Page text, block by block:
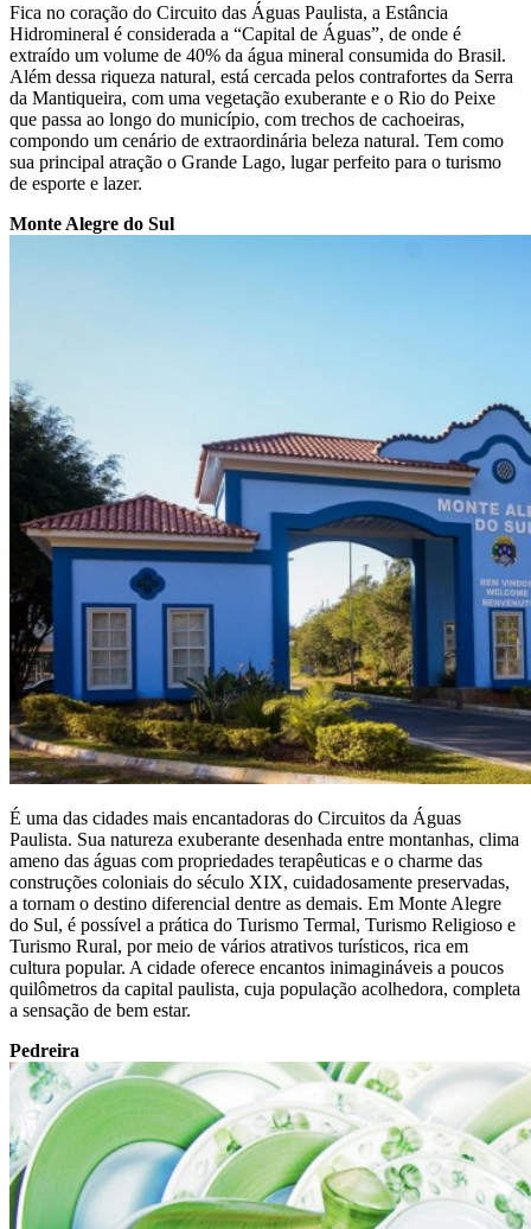
Fica no coração do Circuito das Águas Paulista, a Estância
Hidromineral é considerada a “Capital de Águas”, de onde é
extraído um volume de 40% da água mineral consumida do Brasil.
Além dessa riqueza natural, está cercada pelos contrafortes da Serra
da Mantiqueira, com uma vegetação exuberante e o Rio do Peixe
que passa ao longo do município, com trechos de cachoeiras,
compondo um cenário de extraordinária beleza natural. Tem como
sua principal atração o Grande Lago, lugar perfeito para o turismo
de esporte e lazer.
Monte Alegre do Sul
É uma das cidades mais encantadoras do Circuitos da Águas
Paulista. Sua natureza exuberante desenhada entre montanhas, clima
ameno das águas com propriedades terapêuticas e o charme das
construções coloniais do século XIX, cuidadosamente preservadas,
a tornam o destino diferencial dentre as demais. Em Monte Alegre
do Sul, é possível a prática do Turismo Termal, Turismo Religioso e
Turismo Rural, por meio de vários atrativos turísticos, rica em
cultura popular. A cidade oferece encantos inimagináveis a poucos
quilômetros da capital paulista, cuja população acolhedora, completa
a sensação de bem estar.
Pedreira